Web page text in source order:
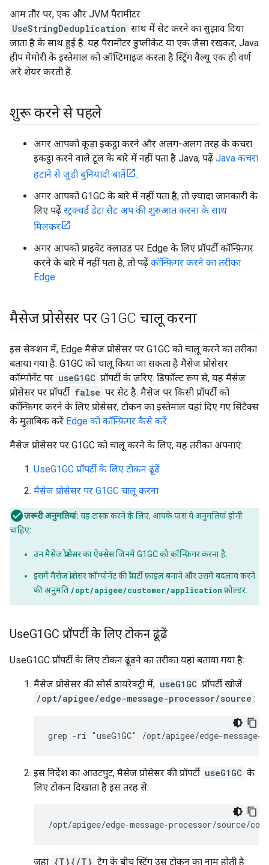
आम तौर पर, एक और JVM पैरामीटर
UseStringDeduplication साथ में सेट करने का सुझाव दिया
जाता है के साथ हुई है. यह पैरामीटर डुप्लीकेट या एक जैसा रखकर, Java
हीप मेमोरी के इस्तेमाल को ऑप्टिमाइज़ करता है स्ट्रिंग वैल्यू एक ही वर्ण
अरे शेयर करती हैं.
शुरू करने से पहले
अगर आपको कूड़ा इकट्ठा करने और अलग-अलग तरह के कचरा
इकट्ठा करने वाले टूल के बारे में नहीं पता है Java, पढ़ें Java कचरा
हटाने से जुड़ी बुनियादी बातें
.
अगर आपको G1GC के बारे में नहीं पता है, तो ज़्यादा जानकारी के
लिए पढ़ें स्ट्रक्चर्ड डेटा सेट अप की शुरुआत करना के साथ
मिलकर
अगर आपको प्राइवेट क्लाउड पर Edge के लिए प्रॉपर्टी कॉन्फ़िगर
करने के बारे में नहीं पता है, तो पढ़ें कॉन्फ़िगर करने का तरीका
Edge.
मैसेज प्रोसेसर पर G1GC चालू करना
इस सेक्शन में, Edge मैसेज प्रोसेसर पर G1GC को चालू करने का तरीका
बताया गया है. G1GC को चालू किया जा सकता है मैसेज प्रोसेसर
कॉम्पोनेंट पर useG1GC प्रॉपर्टी के ज़रिए. डिफ़ॉल्ट रूप से, यह मैसेज
प्रोसेसर पर प्रॉपर्टी false पर सेट है. मैसेज पर किसी प्रॉपर्टी को
कॉन्फ़िगर करने के लिए प्रोसेसर, टोकन का इस्तेमाल यहां दिए गए सिंटैक्स
के मुताबिक करें Edge को कॉन्फ़िगर कैसे करें.
मैसेज प्रोसेसर पर G1GC को चालू करने के लिए, यह तरीका अपनाएं:
UseG1GC प्रॉपर्टी के लिए टोकन ढूंढें
मैसेज प्रोसेसर पर G1GC चालू करना
ज़रूरी अनुमतियां: यह टास्क करने के लिए, आपके पास ये अनुमतियां होनी
चाहिए:
उन मैसेज प्रोसेसर का ऐक्सेस जिनमें G1GC को कॉन्फ़िगर करना है.
इसमें मैसेज प्रोसेसर कॉम्पोनेंट की प्रॉपर्टी फ़ाइल बनाने और उसमें बदलाव करने
की अनुमति /opt/apigee/customer/application फ़ोल्डर.
UseG1GC प्रॉपर्टी के लिए टोकन ढूंढें
UseG1GC प्रॉपर्टी के लिए टोकन ढूंढने का तरीका यहां बताया गया है:
मैसेज प्रोसेसर की सोर्स डायरेक्ट्री में, useG1GC प्रॉपर्टी खोजें
/opt/apigee/edge-message-processor/source :
grep -ri "useG1GC" /opt/apigee/edge-message-
इस निर्देश का आउटपुट, मैसेज प्रोसेसर की प्रॉपर्टी useG1GC के
लिए टोकन दिखाता है इस तरह से:
/opt/apigee/edge-message-processor/source/
जहां {T}{/T} टैग के बीच स्ट्रिंग उस टोकन का नाम होती है